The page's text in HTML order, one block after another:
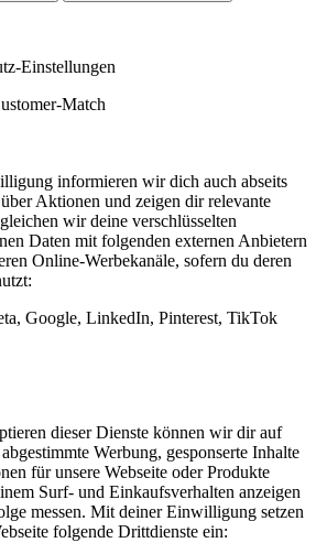
Einstellungen
Match
informieren wir dich auch abseits
Aktionen und zeigen dir relevante
wir deine verschlüsselten
Daten mit folgenden externen Anbietern
Online-Werbekanäle, sofern du deren
Google, LinkedIn, Pinterest, TikTok
dieser Dienste können wir dir auf
Werbung, gesponserte Inhalte
für unsere Webseite oder Produkte
Surf- und Einkaufsverhalten anzeigen
messen. Mit deiner Einwilligung setzen
folgende Drittdienste ein: